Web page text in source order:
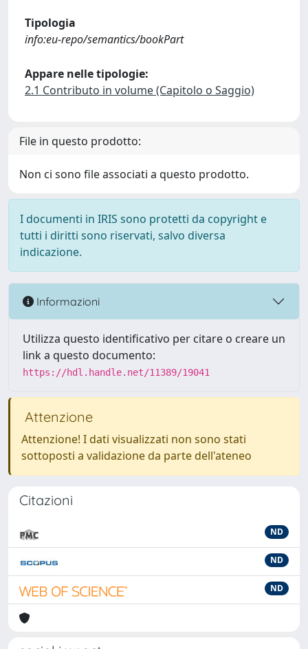
Tipologia
info:eu-repo/semantics/bookPart
Appare nelle tipologie:
2.1 Contributo in volume (Capitolo o Saggio)
File in questo prodotto:
Non ci sono file associati a questo prodotto.
I documenti in IRIS sono protetti da copyright e
tutti i diritti sono riservati, salvo diversa
indicazione.
Informazioni
Utilizza questo identificativo per citare o creare un
link a questo documento:
https://hdl.handle.net/11389/19041
Attenzione
Attenzione! I dati visualizzati non sono stati
sottoposti a validazione da parte dell'ateneo
Citazioni
ND
ND
ND